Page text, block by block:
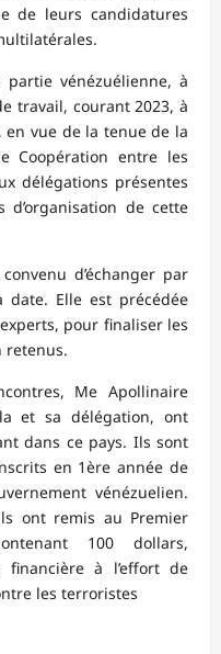
de leurs candidatures
vénézuélienne, à
travail, courant 2023, à
en vue de la tenue de la
Coopération entre les
délégations présentes
de cette
d’échanger par
Elle est précédée
pour finaliser les
retenus.
Me Apollinaire
et sa délégation, ont
dans ce pays. Ils sont
en 1ère année de
vénézuelien.
ont remis au Premier
100 dollars,
à l’effort de
les terroristes